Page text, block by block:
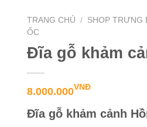
TRANG CHỦ / SHOP TRƯNG
ỐC
Đĩa gỗ khảm
8.000.000VNĐ
Đĩa gỗ khảm cảnh